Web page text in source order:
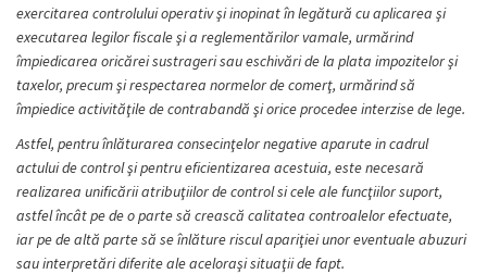
exercitarea controlului operativ şi inopinat în legătură cu aplicarea şi
executarea legilor fiscale şi a reglementărilor vamale, urmărind
împiedicarea oricărei sustrageri sau eschivări de la plata impozitelor şi
taxelor, precum şi respectarea normelor de comerţ, urmărind să
împiedice activităţile de contrabandă şi orice procedee interzise de lege.
Astfel, pentru înlăturarea consecinţelor negative aparute in cadrul
actului de control şi pentru eficientizarea acestuia, este necesară
realizarea unificării atribuţiilor de control si cele ale funcţiilor suport,
astfel încât pe de o parte să crească calitatea controalelor efectuate,
iar pe de altă parte să se înlăture riscul apariţiei unor eventuale abuzuri
sau interpretări diferite ale aceloraşi situaţii de fapt.